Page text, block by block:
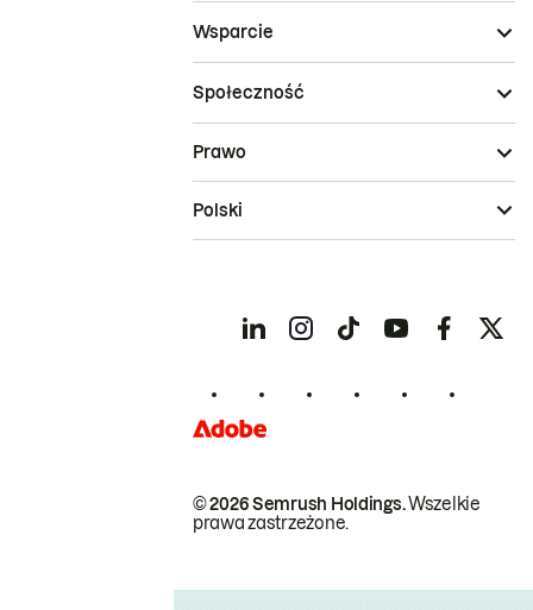
Wsparcie
Społeczność
© 2026 Semrush Holdings.Wszelkie
prawa zastrzeżone.
Prawo
Polski